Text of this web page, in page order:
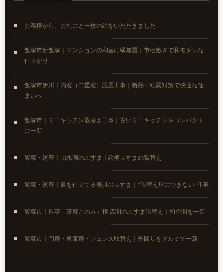
お客様から、お礼にと一枚の絵をいただきました
飯塚市新飯塚｜マンションの和室に縁無畳｜市松敷きで和モダンな
仕上がり
飯塚市伊川｜内窓（二重窓）設置工事｜断熱・結露対策で快適な住
まいへ
飯塚市｜ミニキッチン取替え工事｜古いミニキッチンをコンパクト
に一新
飯塚・筑豊｜山水画のふすま｜絵柄ふすまの張替え
飯塚・筑豊｜書を仕立てる表具のふすま｜“張替え屋にできない”仕事
飯塚市｜料亭「茶寮このみ」様 広間のふすま張替え｜和空間を一新
飯塚市｜門扉・車庫扉・フェンス取替え｜外回りをアルミで一新